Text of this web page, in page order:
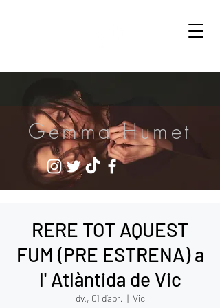
Gemma Humet
RERE TOT AQUEST
FUM (PRE ESTRENA) a
l' Atlàntida de Vic
dv., 01 d’abr.
  |
Vic